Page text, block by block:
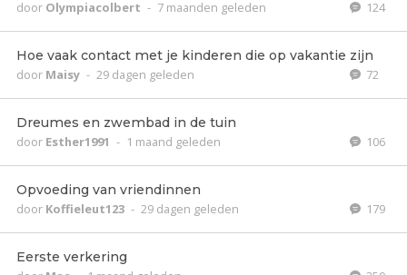
door Olympiacolbert - 7 maanden geleden 124
Hoe vaak contact met je kinderen die op vakantie zijn
door Maisy - 29 dagen geleden 72
Dreumes en zwembad in de tuin
door Esther1991 - 1 maand geleden 106
Opvoeding van vriendinnen
door Koffieleut123 - 29 dagen geleden 179
Eerste verkering